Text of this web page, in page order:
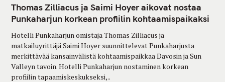
T
E
G
O
I
E
S
Thomas Zilliacus ja Saimi Hoyer aikovat nostaa
Punkaharjun korkean profiilin kohtaamispaikaksi
Hotelli Punkaharjun omistaja Thomas Zilliacus ja
matkailuyrittäjä Saimi Hoyer suunnittelevat Punkaharjusta
merkittävää kansainvälistä kohtaamispaikkaa Davosin ja Sun
Valleyn tavoin. Hotelli Punkaharjun nostaminen korkean
profiilin tapaamiskeskukseksi,..